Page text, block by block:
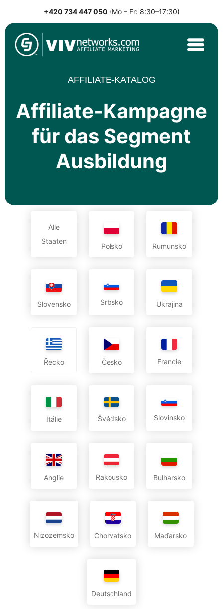
to
content
+420 734 447 050 (Mo – Fr: 8:30–17:30)
VIVnetworks.com
Nejvýkonnější affiliate síť v CEE
AFFILIATE-KATALOG
Affiliate-Kampagne
für das Segment
Ausbildung
Alle
Staaten
Polsko Rumunsko
Slovensko Srbsko Ukrajina
Řecko Česko Francie
Itálie Švédsko Slovinsko
Anglie Rakousko Bulharsko
Nizozemsko Chorvatsko Maďarsko
Deutschland